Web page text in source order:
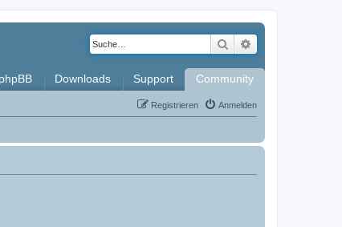
Suche
phpBB Downloads Support Community
Anmelden
Registrieren